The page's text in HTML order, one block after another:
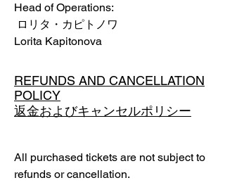
Head of Operations:
ロリタ・カピトノワ
Lorita Kapitonova
REFUNDS AND CANCELLATION
POLICY
返金およびキャンセルポリシー
All purchased tickets are not subject to
refunds or cancellation.